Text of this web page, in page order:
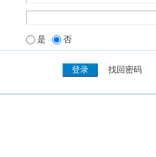
是 否
找回密码